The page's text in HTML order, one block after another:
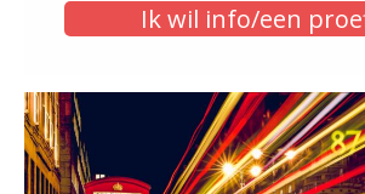
Ik wil info/een